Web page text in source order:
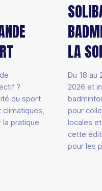
?
du sport
climatiques,
la pratique
LA
Du 18 au
2026 et
pour
locales
cette
pour les